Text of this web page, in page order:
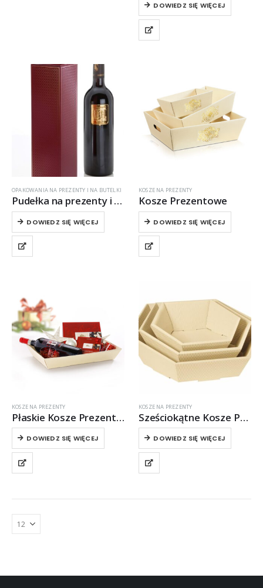
DOWIEDZ SIĘ WIĘCEJ
OPAKOWANIA NA PREZENTY I NA BUTELKI
Pudełka na prezenty i butelki
DOWIEDZ SIĘ WIĘCEJ
KOSZE NA PREZENTY
Kosze Prezentowe
DOWIEDZ SIĘ WIĘCEJ
KOSZE NA PREZENTY
Płaskie Kosze Prezentowe
DOWIEDZ SIĘ WIĘCEJ
KOSZE NA PREZENTY
Sześciokątne Kosze Prezentowe
DOWIEDZ SIĘ WIĘCEJ